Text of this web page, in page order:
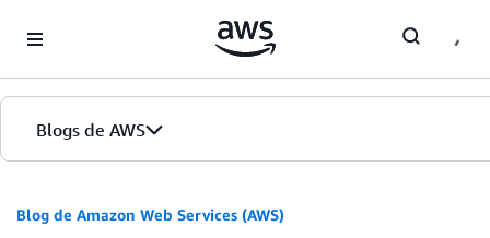
Blogs de AWS
Inicio
Blog de Amazon Web Services (AWS)